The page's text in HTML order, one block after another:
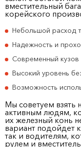
вместительный
корейского
Небольшой расход
Надежность и
Современный кузов
Высокий уровень
Возможность
Мы советуем взять
активным людям,
их железный конь
вариант подойдет
так и водителям,
рулем и